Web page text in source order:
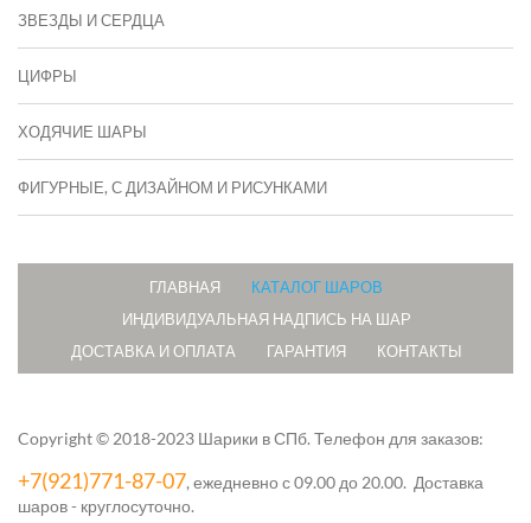
ЗВЕЗДЫ И СЕРДЦА
ЦИФРЫ
ХОДЯЧИЕ ШАРЫ
ФИГУРНЫЕ, С ДИЗАЙНОМ И РИСУНКАМИ
ГЛАВНАЯ
КАТАЛОГ ШАРОВ
ИНДИВИДУАЛЬНАЯ НАДПИСЬ НА ШАР
ДОСТАВКА И ОПЛАТА
ГАРАНТИЯ КОНТАКТЫ
Copyright © 2018-2023 Шарики в СПб.Телефон для заказов:
+7(921)771-87-07, ежедневно с 09.00 до 20.00. Доставка
шаров - круглосуточно.